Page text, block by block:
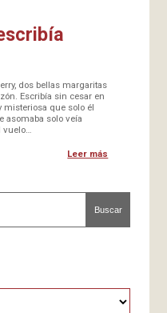
dos bellas margaritas
Escribía sin cesar en
misteriosa que solo él
asomaba solo veía
Leer más
Buscar